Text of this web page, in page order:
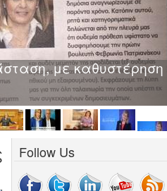
Ανευθυνότητα,
κατάρτισης και
Follow Us